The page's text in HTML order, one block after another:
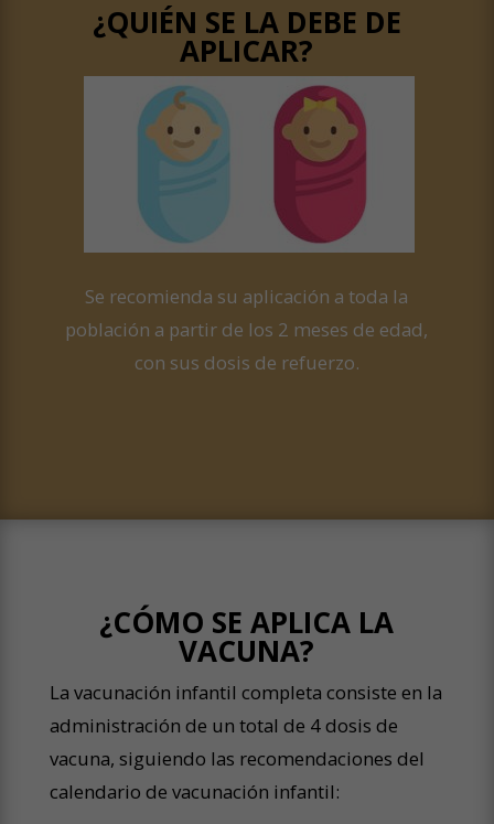
¿QUIÉN SE LA DEBE DE
APLICAR?
Se recomienda su aplicación a toda la
población a partir de los 2 meses de edad,
con sus dosis de refuerzo.
¿CÓMO SE APLICA LA
VACUNA?
La vacunación infantil completa consiste en la
administración de un total de 4 dosis de
vacuna, siguiendo las recomendaciones del
calendario de vacunación infantil: